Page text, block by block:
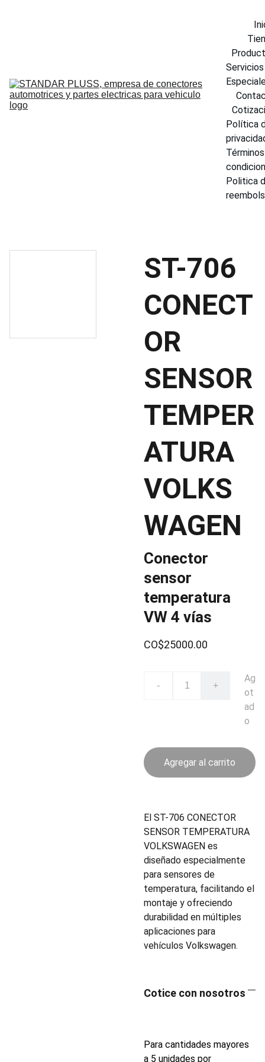
Servicios
Política
Politica
ST-706
CONECT
OR
SENSOR
TEMPER
ATURA
VOLKS
WAGEN
Conector
sensor
temperatura
VW 4 vías
CO$25000.00
- +
Ag
ot
ad
o
Agregar al carrito
El ST-706 CONECTOR
SENSOR TEMPERATURA
VOLKSWAGEN es
diseñado especialmente
para sensores de
temperatura, facilitando el
montaje y ofreciendo
durabilidad en múltiples
aplicaciones para
vehículos Volkswagen.
Cotice con nosotros
Para cantidades mayores
a 5 unidades por